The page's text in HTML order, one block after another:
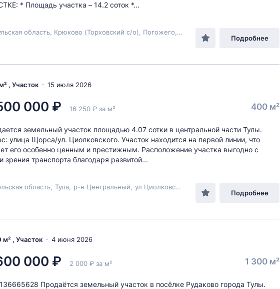
* Площадь участка – 14.2 соток *...
Тульская область, Крюково (Торховский с/о), Погожего, 201
Подробнее
, Участок 15 июля 2026
000 ₽ 16 250 ₽ за м² 400 м²
земельный участок площадью 4.07 сотки в центральной части Тулы.
улица Щорса/ул. Циолковского. Участок находится на первой линии, что
его особенно ценным и престижным. Расположение участка выгодно с
зрения транспорта благодаря развитой...
область Тула р-н Центральный ул Циолковского
Подробнее
м² , Участок 4 июня 2026
000 ₽ 2 000 ₽ за м² 1 300 м²
Продаётся земельный участок в посёлке Рудаково города Тулы.